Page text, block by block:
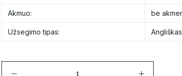
Akmuo: be
Užsegimo tipas: Angliškas